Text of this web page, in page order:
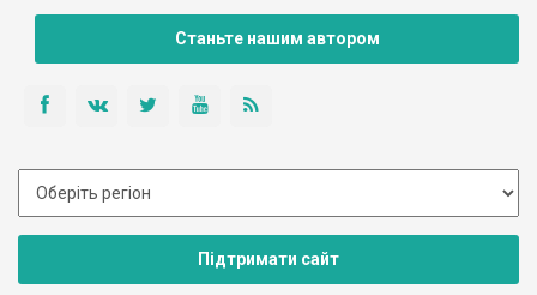
Станьте нашим автором
Підтримати сайт